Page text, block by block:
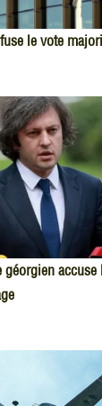
le vote
accuse